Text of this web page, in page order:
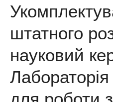
штатного
науковий